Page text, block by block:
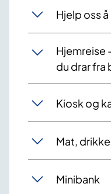
Hjelp oss
Hjemreise
du drar
Kiosk og
Mat,
Minibank